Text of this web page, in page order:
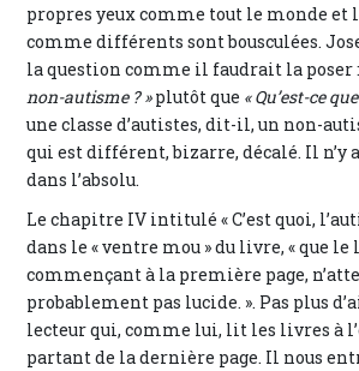
propres yeux comme tout le monde et
comme différents sont bousculées.
la question comme il faudrait la poser :
non-autisme ? »plutôt que « Qu’est-ce
une classe d’autistes, dit-il, un non-
qui est différent, bizarre, décalé. Il n’y
dans l’absolu.
Le chapitre IV intitulé « C’est quoi,
dans le « ventre mou » du livre, « que le
commençant à la première page,
probablement pas lucide. ». Pas plus
lecteur qui, comme lui, lit les livres à
partant de la dernière page. Il nous